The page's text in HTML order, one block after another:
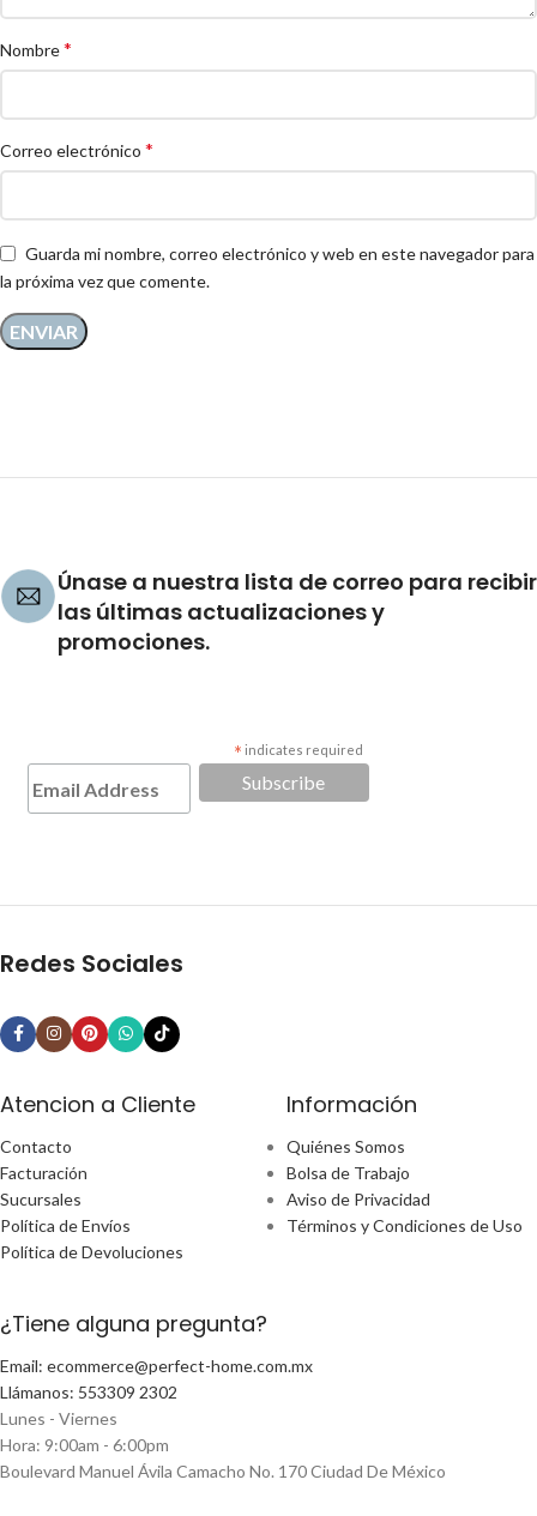
Nombre*
Correo electrónico *
Guarda mi nombre, correo electrónico y web en este navegador para
la próxima vez que comente.
Únase a nuestra lista de correo para recibir
las últimas actualizaciones y
promociones.
* indicates required
Redes Sociales
Atencion a Cliente
Contacto
Facturación
Sucursales
Política de Envíos
Política de Devoluciones
Información
Quiénes Somos
Bolsa de Trabajo
Aviso de Privacidad
Términos y Condiciones de Uso
¿Tiene alguna pregunta?
Email: ecommerce@perfect-home.com.mx
Llámanos: 553309 2302
Lunes - Viernes
Hora: 9:00am - 6:00pm
Boulevard Manuel Ávila Camacho No. 170 Ciudad De México